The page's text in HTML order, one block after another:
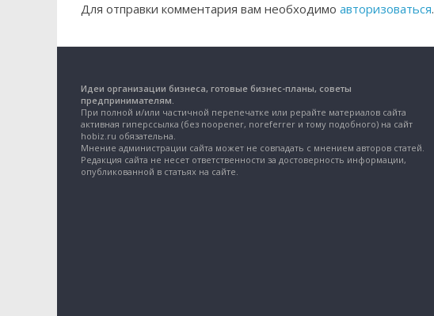
Для отправки комментария вам необходимо авторизоваться.
Идеи организации бизнеса, готовые бизнес-планы, советы
предпринимателям.
При полной и/или частичной перепечатке или рерайте материалов сайта
активная гиперссылка (без noopener, noreferrer и тому подобного) на сайт
hobiz.ru обязательна.
Мнение администрации сайта может не совпадать с мнением авторов статей.
Редакция сайта не несет ответственности за достоверность информации,
опубликованной в статьях на сайте.